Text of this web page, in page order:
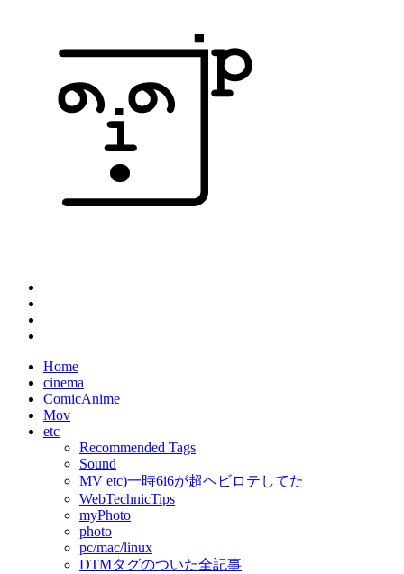
Home
cinema
ComicAnime
Mov
etc
Recommended Tags
Sound
MV etc)一時6i6が超ヘビロテしてた
WebTechnicTips
myPhoto
photo
pc/mac/linux
DTMタグのついた全記事